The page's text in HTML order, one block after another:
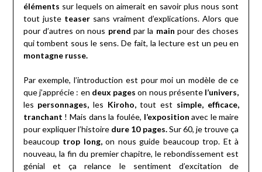
éléments sur lequels on aimerait en savoir plus nous sont
tout juste teasersans vraiment d’explications. Alors que
pour d’autres on nous prend par la main pour des choses
qui tombent sous le sens. De fait, la lecture est un peu en
montagne russe.
Par exemple, l’introduction est pour moi un modèle de ce
que j’apprécie : en deux pages on nous présente l’univers,
les personnages, les Kiroho,tout est simple, efficace,
tranchant ! Mais dans la foulée, l’exposition avec le maire
pour expliquer l’histoire dure 10 pages.Sur 60, je trouve ça
beaucoup trop long,on nous guide beaucoup trop. Et à
nouveau, la fin du premier chapitre, le rebondissement est
génial et ça relance le sentiment d’excitation de